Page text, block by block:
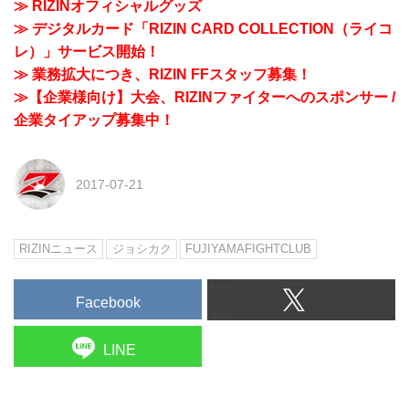
≫ RIZINオフィシャルグッズ
≫ デジタルカード「RIZIN CARD COLLECTION（ライコ
レ）」サービス開始！
≫ 業務拡大につき、RIZIN FFスタッフ募集！
≫【企業様向け】大会、RIZINファイターへのスポンサー /
企業タイアップ募集中！
2017-07-21
RIZINニュース ジョシカク FUJIYAMAFIGHTCLUB
Facebook
LINE